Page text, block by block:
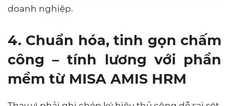
doanh nghiệp.
4. Chuẩn hóa, tinh gọn chấm
công – tính lương với phần
mềm từ MISA AMIS HRM